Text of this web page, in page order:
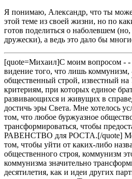
Я понимаю, Александр, что ты
этой теме из своей жизни, но по
готов поделиться о наболевшем
дружески), а ведь это дало бы
[quote=Михаил]С моим вопросом - -
видение того, что лишь
общественный строй, известный на
критериям, при которых единое
развивающихся и живущих в
достичь эры Света. Мне хотелось
том, что любое буржуазное
трансформироваться, чтобы
РАВЕНСТВО для РОСТА.[/quote]
том, чтобы уйти от каких-либо
общественного строя, коммунизм
коммунизма значительно
десятилетия, как и идеи других